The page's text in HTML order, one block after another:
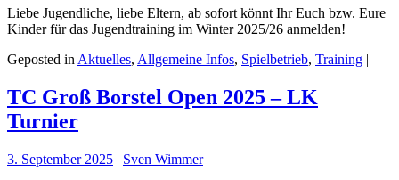
Liebe Jugendliche, liebe Eltern, ab sofort könnt Ihr Euch bzw. Eure
Kinder für das Jugendtraining im Winter 2025/26 anmelden!
Geposted in Aktuelles, Allgemeine Infos, Spielbetrieb, Training |
TC Groß Borstel Open 2025 – LK
Turnier
3. September 2025 | Sven Wimmer